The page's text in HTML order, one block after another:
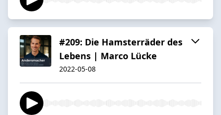
#209: Die Hamsterräder des
Lebens | Marco Lücke
2022-05-08